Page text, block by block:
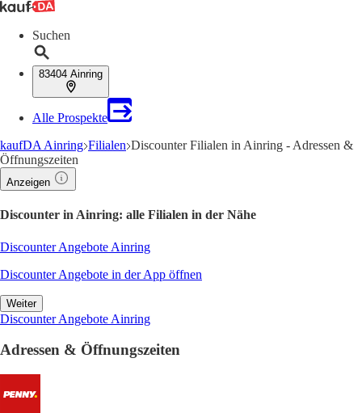
Suchen
83404 Ainring
Alle Prospekte
kaufDA Ainring Filialen Discounter Filialen in Ainring - Adressen &
Öffnungszeiten
Anzeigen
Discounter in Ainring: alle Filialen in der Nähe
Discounter Angebote Ainring
Discounter Angebote in der App öffnen
Weiter
Discounter Angebote Ainring
Adressen & Öffnungszeiten